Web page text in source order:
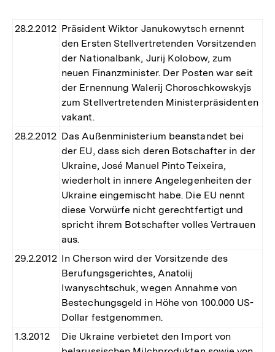
28.2.2012 Präsident Wiktor Janukowytsch ernennt
den Ersten Stellvertretenden Vorsitzenden
der Nationalbank, Jurij Kolobow, zum
neuen Finanzminister. Der Posten war seit
der Ernennung Walerij Choroschkowskyjs
zum Stellvertretenden Ministerpräsidenten
vakant.
28.2.2012 Das Außenministerium beanstandet bei
der EU, dass sich deren Botschafter in der
Ukraine, José Manuel Pinto Teixeira,
wiederholt in innere Angelegenheiten der
Ukraine eingemischt habe. Die EU nennt
diese Vorwürfe nicht gerechtfertigt und
spricht ihrem Botschafter volles Vertrauen
aus.
29.2.2012 In Cherson wird der Vorsitzende des
Berufungsgerichtes, Anatolij
Iwanyschtschuk, wegen Annahme von
Bestechungsgeld in Höhe von 100.000 US-
Dollar festgenommen.
1.3.2012
Die Ukraine verbietet den Import von